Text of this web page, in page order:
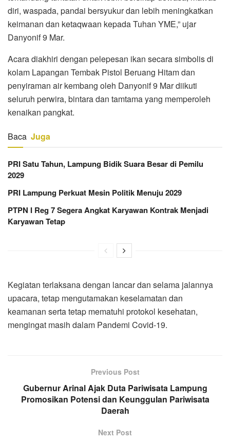
diri, waspada, pandai bersyukur dan lebih meningkatkan
keimanan dan ketaqwaan kepada Tuhan YME,” ujar
Danyonif 9 Mar.
Acara diakhiri dengan pelepesan ikan secara simbolis di
kolam Lapangan Tembak Pistol Beruang Hitam dan
penyiraman air kembang oleh Danyonif 9 Mar diikuti
seluruh perwira, bintara dan tamtama yang memperoleh
kenaikan pangkat.
Baca Juga
PRI Satu Tahun, Lampung Bidik Suara Besar di Pemilu
2029
PRI Lampung Perkuat Mesin Politik Menuju 2029
PTPN I Reg 7 Segera Angkat Karyawan Kontrak Menjadi
Karyawan Tetap
Kegiatan terlaksana dengan lancar dan selama jalannya
upacara, tetap mengutamakan keselamatan dan
keamanan serta tetap mematuhi protokol kesehatan,
mengingat masih dalam Pandemi Covid-19.
Previous Post
Gubernur Arinal Ajak Duta Pariwisata Lampung
Promosikan Potensi dan Keunggulan Pariwisata
Daerah
Next Post